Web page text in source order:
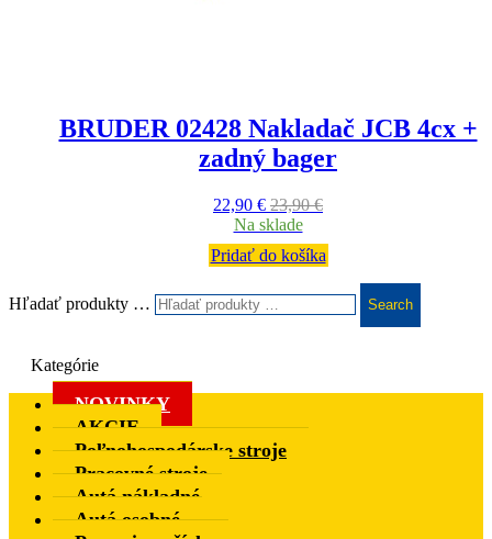
BRUDER 02428 Nakladač JCB 4cx +
zadný bager
22,90 € 23,90€
Na sklade
Pridať do košíka
Hľadať produkty … Search
Kategórie
NOVINKY
AKCIE
Poľnohospodárske stroje
Pracovné stroje
Autá nákladné
Autá osobné